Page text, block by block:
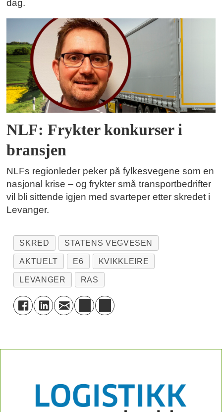
dag.
NLF: Frykter konkurser i
bransjen
NLFs regionleder peker på fylkesvegene som en
nasjonal krise – og frykter små transportbedrifter
vil bli sittende igjen med svarteper etter skredet i
Levanger.
SKRED STATENS VEGVESEN
AKTUELT E6 KVIKKLEIRE
LEVANGER RAS